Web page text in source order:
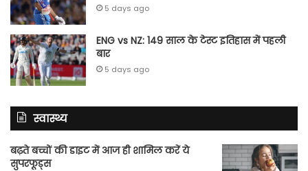
5 days ago
ENG vs NZ: 149 साल के टेस्‍ट इतिहास में पहली
बार
5 days ago
स्वास्थ्य
बढ़ते बच्चों की डाइट में आज ही शामिल करें ये
सुपरफूड्स